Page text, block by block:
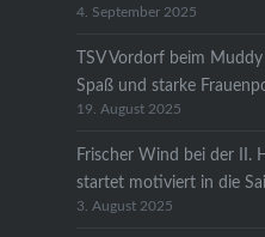
4. September 2025
TSV Vordorf beim
Spaß und starke
19. August 2025
Frischer Wind bei der II.
startet motiviert in die
3. August 2025